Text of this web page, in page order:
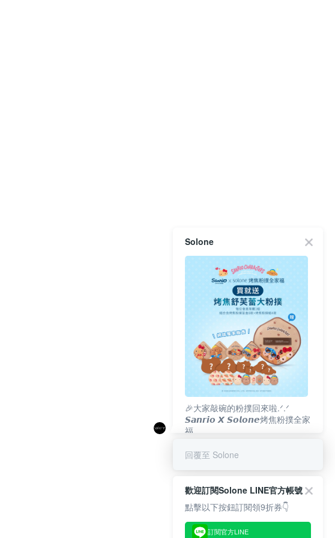
Solone
🎉大家敲碗的粉撲回來啦.ᐟ‪‪.ᐟ
𝙎𝙖𝙣𝙧𝙞𝙤 𝙓 𝙎𝙤𝙡𝙤𝙣𝙚烤焦粉撲全家
福
回覆至 Solone
歡迎訂閱Solone LINE官方帳號
點擊以下按鈕訂閱領9折券👇
訂閱官方LINE